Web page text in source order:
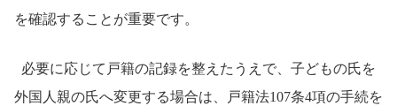
を確認することが重要です。
必要に応じて戸籍の記録を整えたうえで、子どもの氏を
外国人親の氏へ変更する場合は、戸籍法107条4項の手続を